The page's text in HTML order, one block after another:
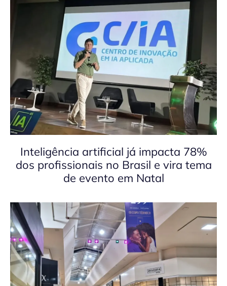
Inteligência artificial já impacta 78%
dos profissionais no Brasil e vira tema
de evento em Natal